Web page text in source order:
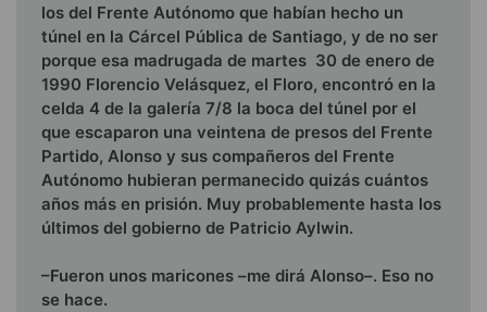
los del Frente Autónomo que habían hecho un
túnel en la Cárcel Pública de Santiago, y de no ser
porque esa madrugada de martes 30 de enero de
1990 Florencio Velásquez, el Floro, encontró en la
celda 4 de la galería 7/8 la boca del túnel por el
que escaparon una veintena de presos del Frente
Partido, Alonso y sus compañeros del Frente
Autónomo hubieran permanecido quizás cuántos
años más en prisión. Muy probablemente hasta los
últimos del gobierno de Patricio Aylwin.
–Fueron unos maricones –me dirá Alonso–. Eso no
se hace.